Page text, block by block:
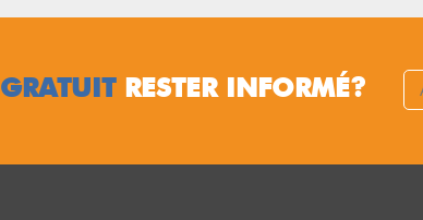
GRATUITRESTER INFORMÉ?